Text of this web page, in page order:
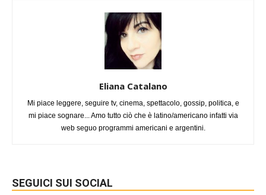
Eliana Catalano
Mi piace leggere, seguire tv, cinema, spettacolo, gossip, politica, e
mi piace sognare... Amo tutto ciò che è latino/americano infatti via
web seguo programmi americani e argentini.
SEGUICI SUI SOCIAL